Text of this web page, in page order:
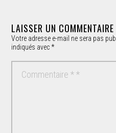
LAISSER UN COMMENTAIRE
Votre adresse e-mail ne sera pas
indiqués avec*